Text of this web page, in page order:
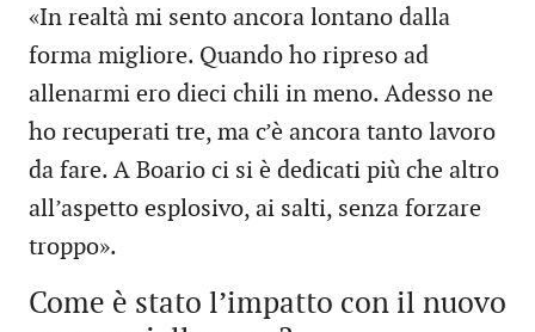
«In realtà mi sento ancora lontano dalla
forma migliore. Quando ho ripreso ad
allenarmi ero dieci chili in meno. Adesso ne
ho recuperati tre, ma c’è ancora tanto lavoro
da fare. A Boario ci si è dedicati più che altro
all’aspetto esplosivo, ai salti, senza forzare
troppo».
Come è stato l’impatto con il nuovo